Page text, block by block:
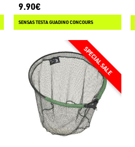
9.90€
SENSAS TESTA GUADINO CONCOURS